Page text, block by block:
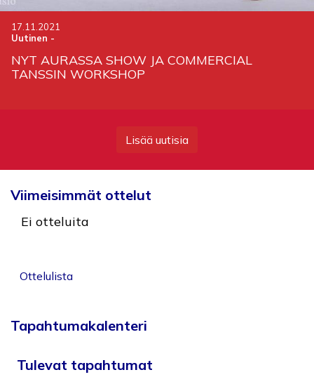
17.11.2021
Uutinen -
NYT AURASSA SHOW JA COMMERCIAL
TANSSIN WORKSHOP
Lisää uutisia
Viimeisimmät ottelut
Ei otteluita
Ottelulista
Tapahtumakalenteri
Tulevat tapahtumat